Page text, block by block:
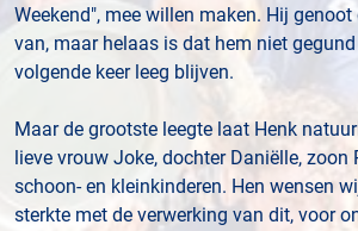
Weekend", mee willen maken. Hij
van, maar helaas is dat hem niet
volgende keer leeg blijven.
Maar de grootste leegte laat Henk
lieve vrouw Joke, dochter Daniëlle, zoon
schoon- en kleinkinderen. Hen wensen
sterkte met de verwerking van dit, voor